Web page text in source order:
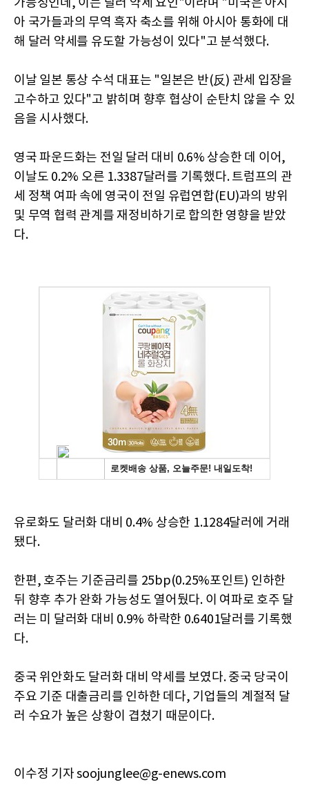
아 국가들과의 무역 흑자 축소를 위해 아시아 통화에 대
해 달러 약세를 유도할 가능성이 있다"고 분석했다.
이날 일본 통상 수석 대표는 "일본은 반(反) 관세 입장을
고수하고 있다"고 밝히며 향후 협상이 순탄치 않을 수 있
음을 시사했다.
영국 파운드화는 전일 달러 대비 0.6% 상승한 데 이어,
이날도 0.2% 오른 1.3387달러를 기록했다. 트럼프의 관
세 정책 여파 속에 영국이 전일 유럽연합(EU)과의 방위
및 무역 협력 관계를 재정비하기로 합의한 영향을 받았
다.
유로화도 달러화 대비 0.4% 상승한 1.1284달러에 거래
됐다.
한편, 호주는 기준금리를 25bp(0.25%포인트) 인하한
뒤 향후 추가 완화 가능성도 열어뒀다. 이 여파로 호주 달
러는 미 달러화 대비 0.9% 하락한 0.6401달러를 기록했
다.
중국 위안화도 달러화 대비 약세를 보였다. 중국 당국이
주요 기준 대출금리를 인하한 데다, 기업들의 계절적 달
러 수요가 높은 상황이 겹쳤기 때문이다.
이수정 기자 soojunglee@g-enews.com